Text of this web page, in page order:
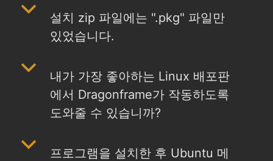
b
설치 zip 파일에는 ".pkg" 파일만
있었습니다.
b
내가 가장 좋아하는 Linux 배포판
에서 Dragonframe가 작동하도록
도와줄 수 있습니까?
b
프로그램을 설치한 후 Ubuntu 메